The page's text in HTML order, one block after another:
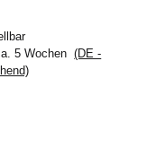
5 Wochen(DE -